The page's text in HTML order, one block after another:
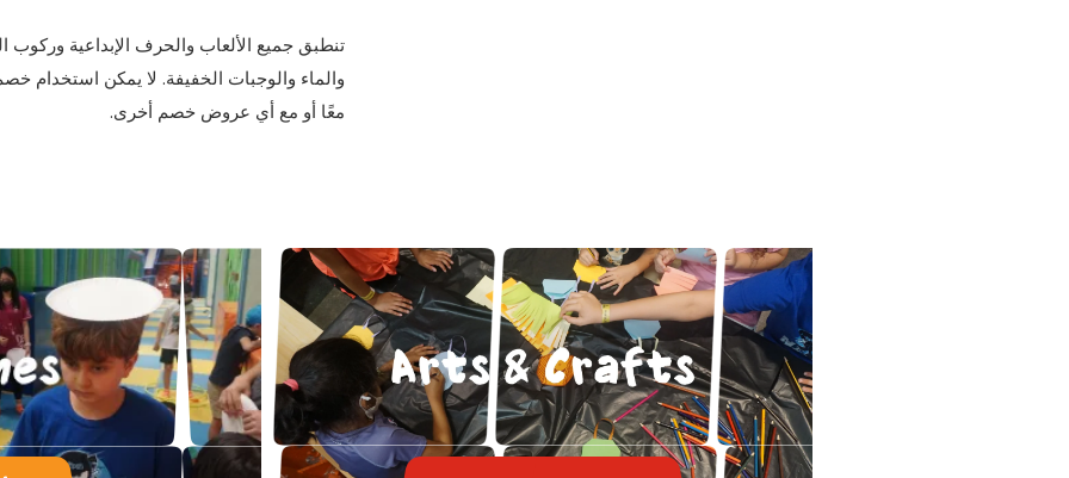
تنطبق جميع الألعاب والحرف الإبداعية وركوب
والماء والوجبات الخفيفة. لا يمكن استخدام
معًا أو مع أي عروض خصم أخرى.